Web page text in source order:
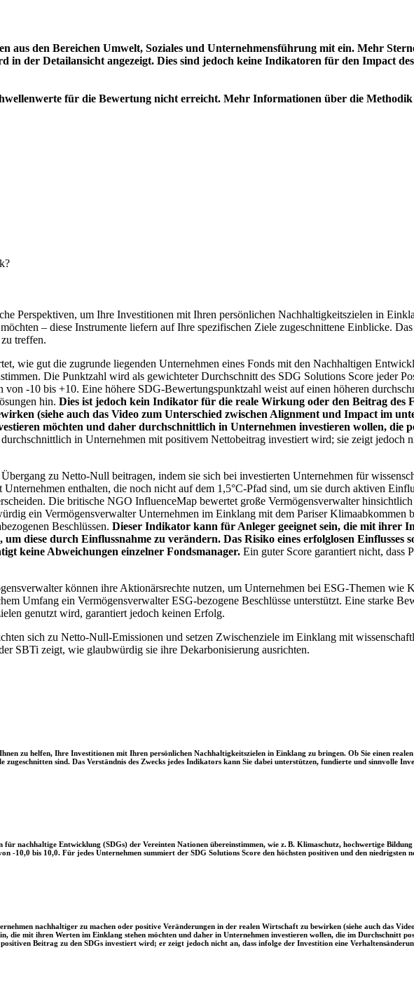
aus den Bereichen Umwelt, Soziales und Unternehmensführung mit ein. Mehr
in der Detailansicht angezeigt. Dies sind jedoch keine Indikatoren für den Impact
für die Bewertung nicht erreicht. Mehr Informationen über die
Perspektiven, um Ihre Investitionen mit Ihren persönlichen Nachhaltigkeitszielen in
– diese Instrumente liefern auf Ihre spezifischen Ziele zugeschnittene Einblicke.
treffen.
wie gut die zugrunde liegenden Unternehmen eines Fonds mit den Nachhaltigen
Die Punktzahl wird als gewichteter Durchschnitt des SDG Solutions Score jeder
-10 bis +10. Eine höhere SDG-Bewertungspunktzahl weist auf einen höheren
hin. Dies ist jedoch kein Indikator für die reale Wirkung oder den Beitrag des
(siehe auch das Video zum Unterschied zwischen Alignment und Impact im
möchten und daher durchschnittlich in Unternehmen investieren wollen, die
in Unternehmen mit positivem Nettobeitrag investiert wird; sie zeigt jedoch
zu Netto-Null beitragen, indem sie sich bei investierten Unternehmen für
enthalten, die noch nicht auf dem 1,5°C-Pfad sind, um sie durch aktiven
Die britische NGO InfluenceMap bewertet große Vermögensverwalter
ein Vermögensverwalter Unternehmen im Einklang mit dem Pariser Klimaabkommen
Beschlüssen. Dieser Indikator kann für Anleger geeignet sein, die mit ihrer
diese durch Einflussnahme zu verändern. Das Risiko eines erfolglosen Einflusses
keine Abweichungen einzelner Fondsmanager. Ein guter Score garantiert nicht, dass
können ihre Aktionärsrechte nutzen, um Unternehmen bei ESG-Themen wie
Umfang ein Vermögensverwalter ESG-bezogene Beschlüsse unterstützt. Eine starke
genutzt wird, garantiert jedoch keinen Erfolg.
sich zu Netto-Null-Emissionen und setzen Zwischenziele im Einklang mit
SBTi zeigt, wie glaubwürdig sie ihre Dekarbonisierung ausrichten.
zu helfen, Ihre Investitionen mit Ihren persönlichen Nachhaltigkeitszielen in Einklang zu bringen. Ob Sie einen
sind. Das Verständnis des Zwecks jedes Indikators kann Sie dabei unterstützen, fundierte und sinnvolle
nachhaltige Entwicklung (SDGs) der Vereinten Nationen übereinstimmen, wie z. B. Klimaschutz, hochwertige
-10,0 bis 10,0. Für jedes Unternehmen summiert der SDG Solutions Score den höchsten positiven und den niedrigsten
nachhaltiger zu machen oder positive Veränderungen in der realen Wirtschaft zu bewirken (siehe auch das
die mit ihren Werten im Einklang stehen möchten und daher in Unternehmen investieren wollen, die im Durchschnitt
Beitrag zu den SDGs investiert wird; er zeigt jedoch nicht an, dass infolge der Investition eine